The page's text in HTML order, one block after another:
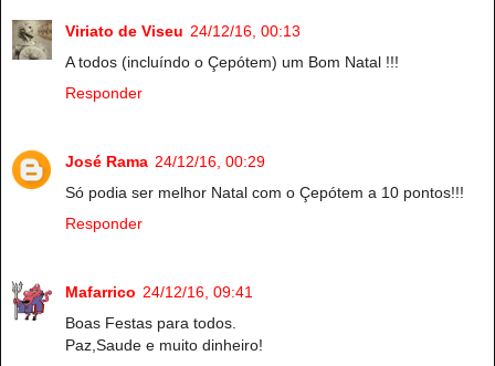
Viriato de Viseu 24/12/16, 00:13
A todos (incluíndo o Çepótem) um Bom Natal !!!
Responder
José Rama 24/12/16, 00:29
Só podia ser melhor Natal com o Çepótem a 10 pontos!!!
Responder
Mafarrico 24/12/16, 09:41
Boas Festas para todos.
Paz,Saude e muito dinheiro!